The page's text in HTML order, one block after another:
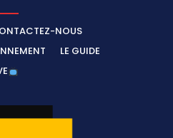
NOUS
LE GUIDE